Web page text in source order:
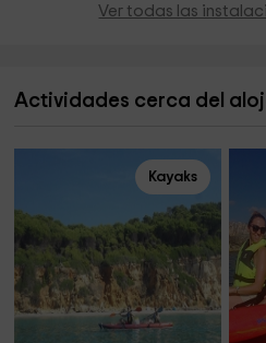
Ver todas las
Actividades cerca del
Kayaks